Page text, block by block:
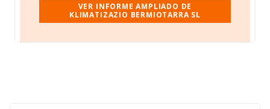
VER INFORME AMPLIADO DE
KLIMATIZAZIO BERMIOTARRA SL